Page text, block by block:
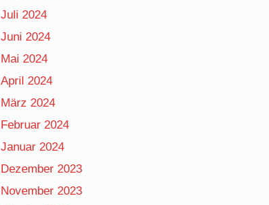
Juli 2024
Juni 2024
Mai 2024
April 2024
März 2024
Februar 2024
Januar 2024
Dezember 2023
November 2023